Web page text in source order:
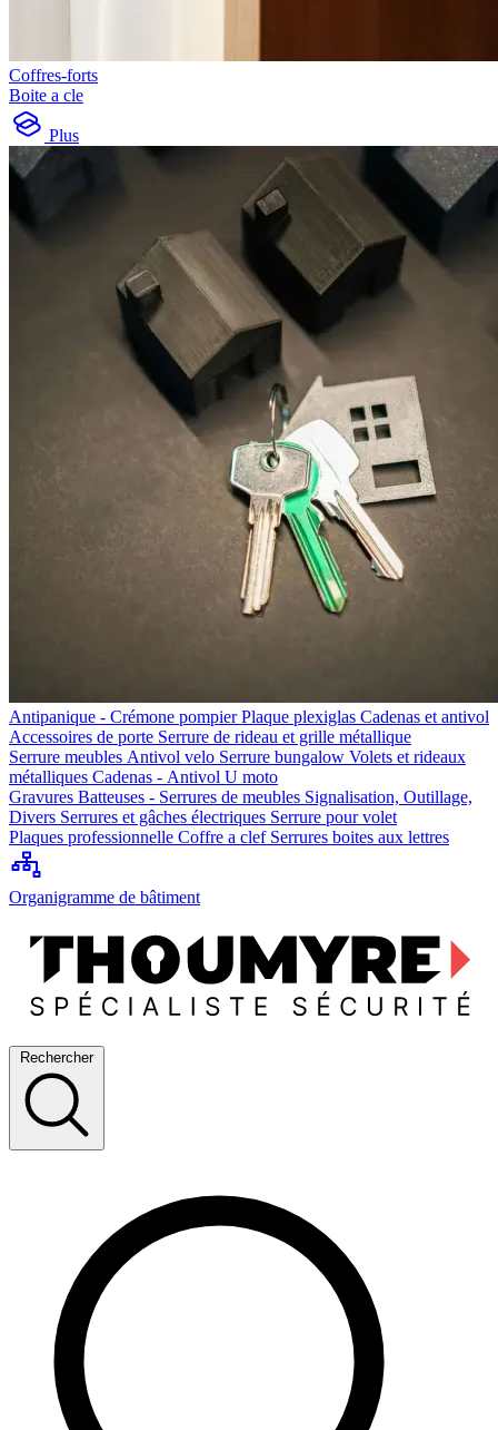
Coffres-forts
Boite a cle
Plus
Antipanique - Crémone pompierPlaque plexiglas Cadenas et antivol
Accessoires de porte Serrure de rideau et grille métallique
Serrure meubles Antivol velo Serrure bungalow Volets et rideaux
métalliques Cadenas - Antivol U moto
Gravures Batteuses - Serrures de meubles Signalisation, Outillage,
Divers Serrures et gâches électriques Serrure pour volet
Plaques professionnelle Coffre a clef Serrures boites aux lettres
Organigramme de bâtiment
Rechercher